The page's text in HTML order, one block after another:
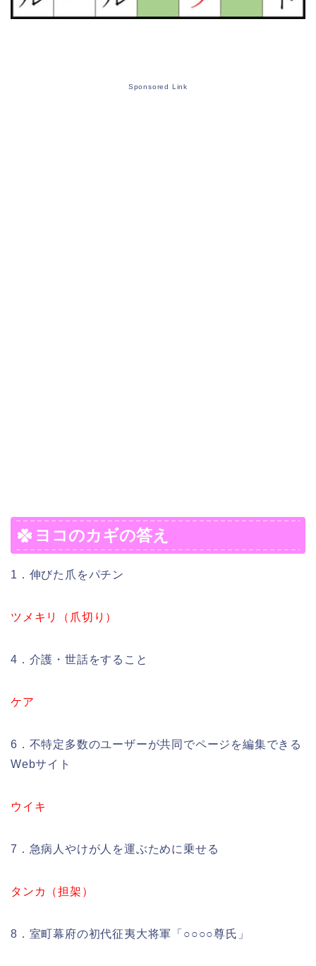
Sponsored Link
ヨコのカギの答え
1．伸びた爪をパチン
ツメキリ（爪切り）
4．介護・世話をすること
ケア
6．不特定多数のユーザーが共同でページを編集できる
Webサイト
ウイキ
7．急病人やけが人を運ぶために乗せる
タンカ（担架）
8．室町幕府の初代征夷大将軍「○○○○尊氏」